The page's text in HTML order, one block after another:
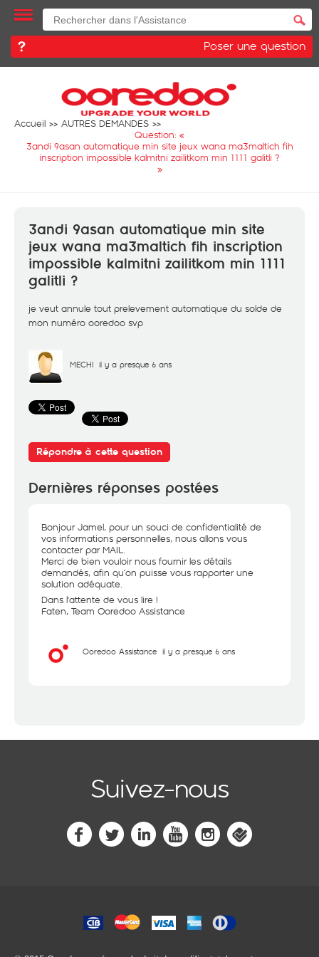
Poser une question
Accueil
AUTRES DEMANDES
Question: «
3andi 9asan automatique min site jeux wana ma3maltich fih
inscription impossible kalmitni zailitkom min 1111 galitli ?
»
3andi 9asan automatique min site
jeux wana ma3maltich fih inscription
impossible kalmitni zailitkom min 1111
galitli ?
je veut annule tout prelevement automatique du solde de
mon numéro ooredoo svp
MECHI il y a presque 6 ans
Répondre à cette question
Dernières réponses postées
Bonjour Jamel, pour un souci de confidentialité de
vos informations personnelles, nous allons vous
contacter par MAIL.
Merci de bien vouloir nous fournir les détails
demandés, afin qu’on puisse vous rapporter une
solution adéquate.
Dans l'attente de vous lire !
Faten, Team Ooredoo Assistance
Ooredoo Assistance il y a presque 6 ans
Suivez-nous